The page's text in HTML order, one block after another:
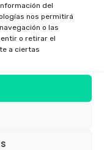
del
nos permitirá
o las
o retirar el
a ciertas